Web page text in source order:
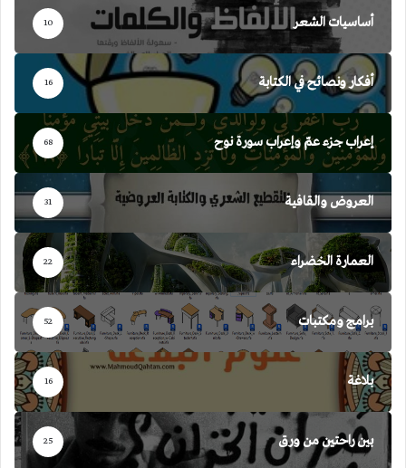
أساسيات الشعر 10
أفكار ونصائح في الكتابة 16
إعراب جزء عمّ وإعراب سورة نوح 68
العروض والقافية 31
العمارة الخضراء 22
برامج ومكتبات 52
بلاغة 16
بين راحتين من ورق 25